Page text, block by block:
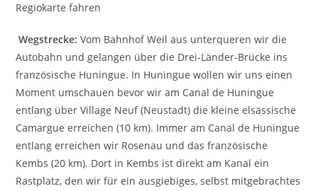
Regiokarte fahren
Wegstrecke: Vom Bahnhof Weil aus unterqueren wir die
Autobahn und gelangen über die Drei-Länder-Brücke ins
französische Huningue. In Huningue wollen wir uns einen
Moment umschauen bevor wir am Canal de Huningue
entlang über Village Neuf (Neustadt) die kleine elsässische
Camargue erreichen (10 km). Immer am Canal de Huningue
entlang erreichen wir Rosenau und das französische
Kembs (20 km). Dort in Kembs ist direkt am Kanal ein
Rastplatz, den wir für ein ausgiebiges, selbst mitgebrachtes